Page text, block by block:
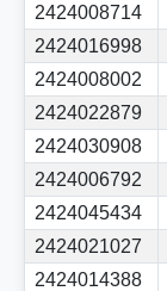
2424008714
2424016998
2424008002
2424022879
2424030908
2424006792
2424045434
2424021027
2424014388